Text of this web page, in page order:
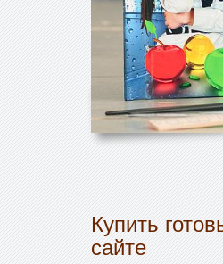
Купить
сайте